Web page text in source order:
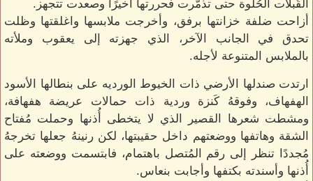
القُبلات الحُلوة حتى تذمَّرت فحررتها أخيرًا وصعدت تتجهز.
أزاحت ضلفة خزانتها برفق، وأخرجت ملابسها واغلقتها وظلت
تحدق في الجانب الآخر، الذي جهزته إلى يعقوب وملأته
بالملابس المتنوعة لأجله.
ارتدت صندلها الأرضي ذات الخيوط الورديه على بنطالها الأسود
الهفهاف، وفوقهُ كَنزة وردية ذات حمالات عريضة هفهافة،
ومشطت شعرها القصير الذي لا يتخطى أُذنها وحملت مُفتاح
الشقة وهاتفها ووضعتهم داخل حقيبتها، لكن رنينهُ جعلها تخرجهُ
مُجددًا تنظر إلى رقم المُتصل باهتمام، فابتسمت ووضعته على
أُذنها وأسندته بكتفها وأجابت بنعاس.